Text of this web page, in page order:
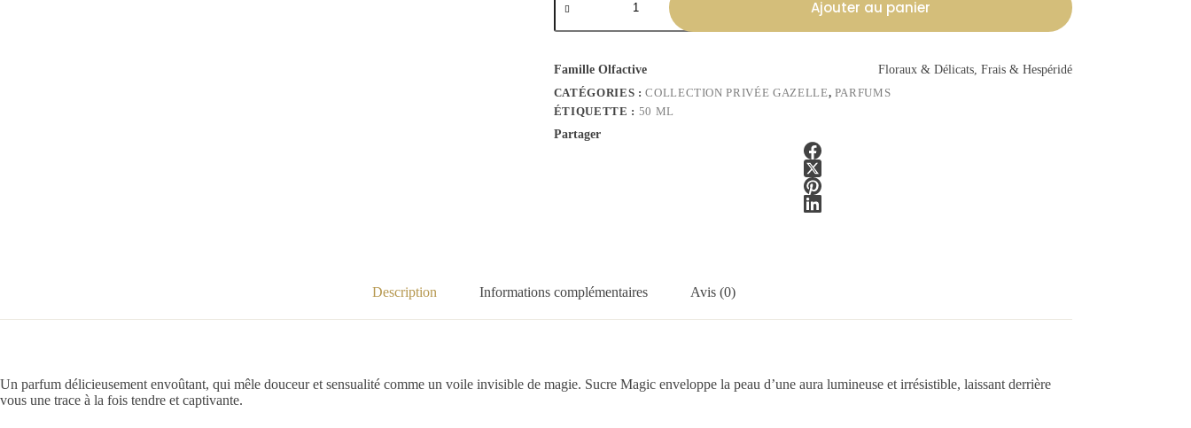
Ajouter au panier
Famille Olfactive
Floraux & Délicats, Frais & Hespéridé
CATÉGORIES :COLLECTION PRIVÉE GAZELLE, PARFUMS
ÉTIQUETTE : 50 ML
Partager
Description Informations complémentaires Avis (0)
Un parfum délicieusement envoûtant, qui mêle douceur et sensualité comme un voile invisible de magie. Sucre Magic enveloppe la peau d’une aura lumineuse et irrésistible, laissant derrière
vous une trace à la fois tendre et captivante.